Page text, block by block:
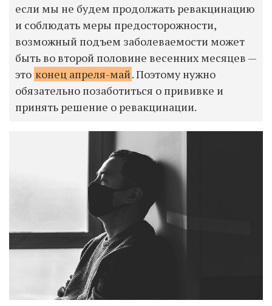
если мы не будем продолжать ревакцинацию
и соблюдать меры предосторожности,
возможный подъем заболеваемости может
быть во второй половине весенних месяцев —
это конец апреля-май. Поэтому нужно
обязательно позаботиться о прививке и
принять решение о ревакцинации.